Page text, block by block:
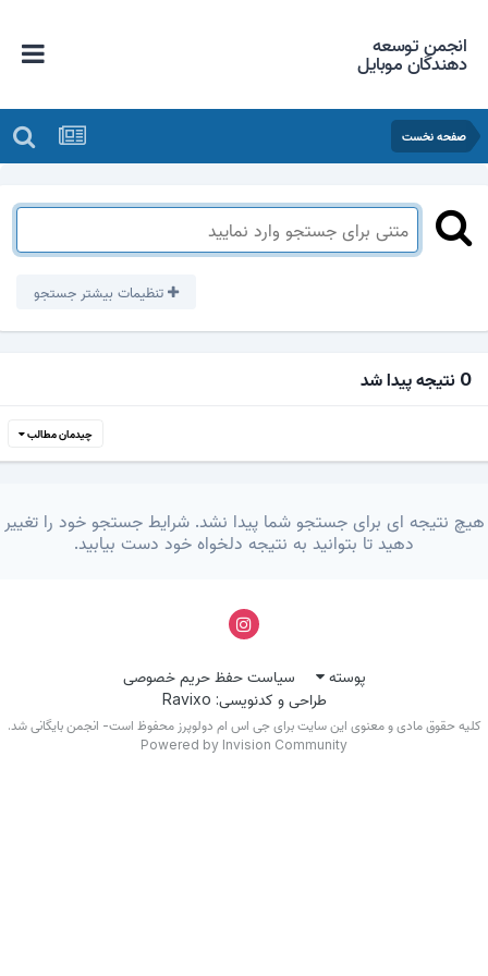
انجمن توسعه
دهندگان موبایل
صفحه نخست
تنظیمات بیشتر جستجو
0 نتیجه پیدا شد
چیدمان مطالب
نتیجه ای برای جستجو شما پیدا نشد. شرایط جستجو خود را تغییر
دهید تا بتوانید به نتیجه دلخواه خود دست بیابید.
پوسته
سیاست حفظ حریم خصوصی
طراحی و کدنویسی: Ravixo
کلیه حقوق مادی و معنوی این سایت برای جی اس ام دولوپرز محفوظ است- انجمن بایگانی شد.
Powered by Invision Community